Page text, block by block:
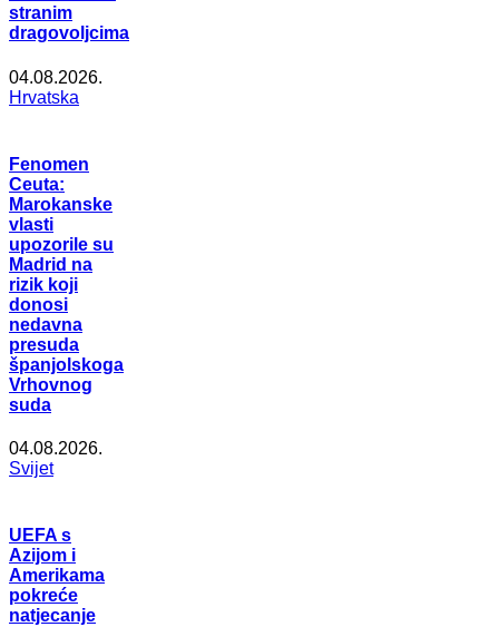
stranim
dragovoljcima
04.08.2026.
Hrvatska
Fenomen
Ceuta:
Marokanske
vlasti
upozorile su
Madrid na
rizik koji
donosi
nedavna
presuda
španjolskoga
Vrhovnog
suda
04.08.2026.
Svijet
UEFA s
Azijom i
Amerikama
pokreće
natjecanje